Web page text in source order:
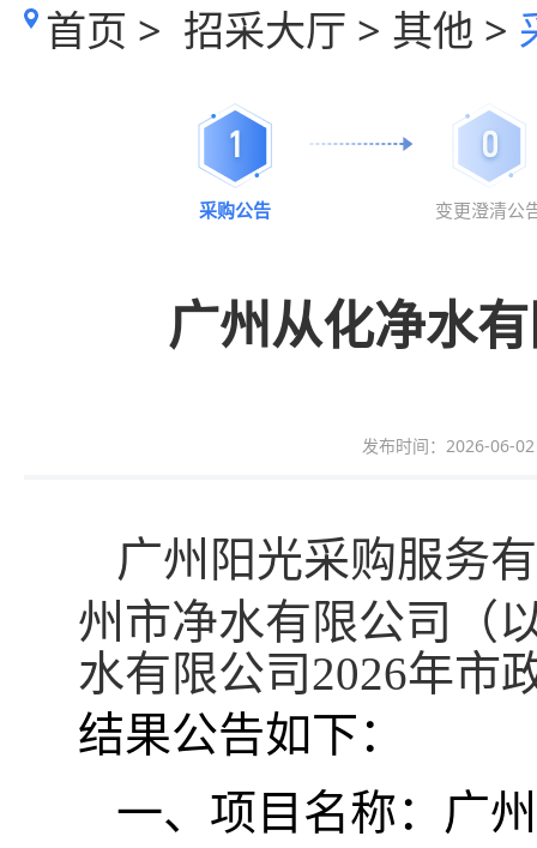
首页 > 招采大厅 > 其他 >
1
采购公告
0
变更澄清公
广州从化净水
发布时间：2026-06-
广州 阳光采购服务
州市净水有限公司（
水有限公司2026年市
结果公告如下：
一、 项目名称： 广